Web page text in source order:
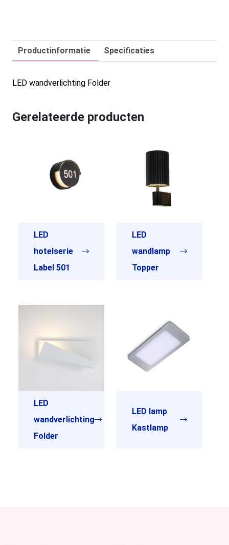
Productinformatie Specificaties
LED wandverlichting Folder
Gerelateerde producten
LED
hotelserie
Label 501
LED
wandlamp
Topper
LED
wandverlichting
Folder
LED lamp
Kastlamp